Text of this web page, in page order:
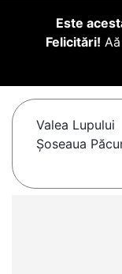
Este
Felicitări!
Valea Lupului
Șoseaua